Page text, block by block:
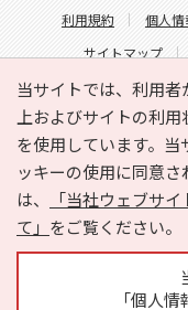
当サイトでは、利用
上およびサイトの利
を使用しています。
ッキーの使用に同意
は、
「当社ウェブサ
て」 をご覧ください。
「個人
利用規約
個人
サイトマップ
サイト
Copyright ©